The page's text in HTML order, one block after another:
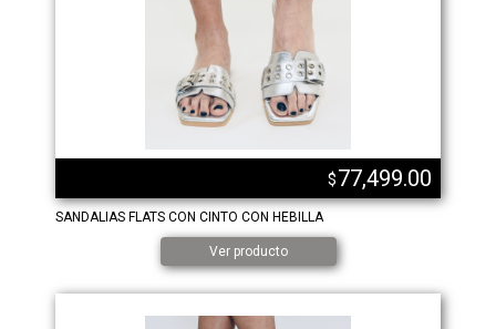
$77,499.00
SANDALIAS FLATS CON CINTO CON HEBILLA
Ver producto